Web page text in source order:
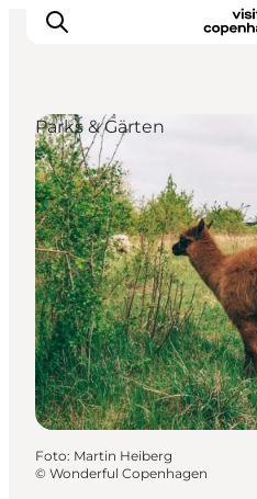
Aktivitäten
Essen und Trinken
Planen
Parks & Gärten
Foto: Martin Heiberg
© Wonderful Copenhagen